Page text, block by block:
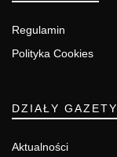
Regulamin
Polityka Cookies
DZIAŁY GAZETY
Aktualności